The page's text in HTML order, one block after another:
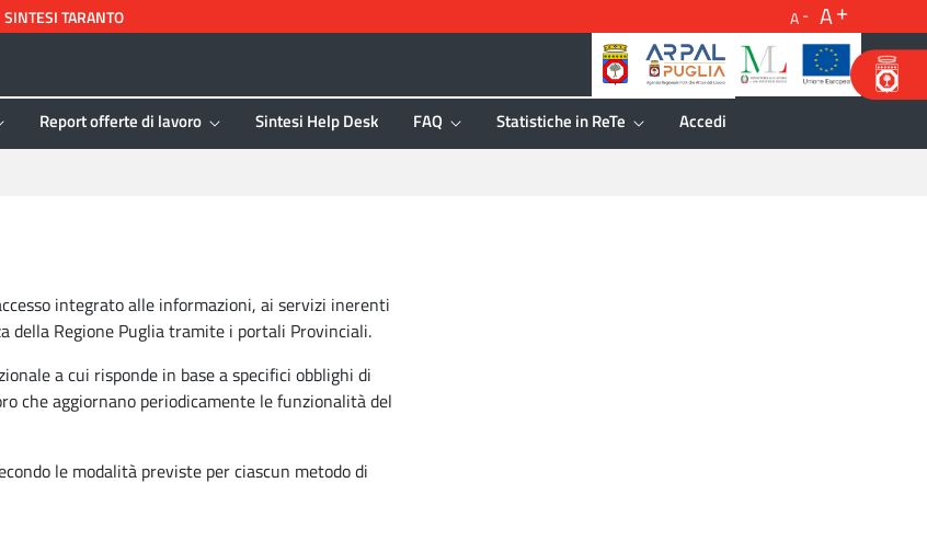
SINTESI TARANTO A A
Report offerte di lavoro Sintesi Help Desk FAQ Statistiche in ReTe Accedi
integrato alle informazioni, ai servizi inerenti
della Regione Puglia tramite i portali Provinciali.
a cui risponde in base a specifici obblighi di
che aggiornano periodicamente le funzionalità del
le modalità previste per ciascun metodo di